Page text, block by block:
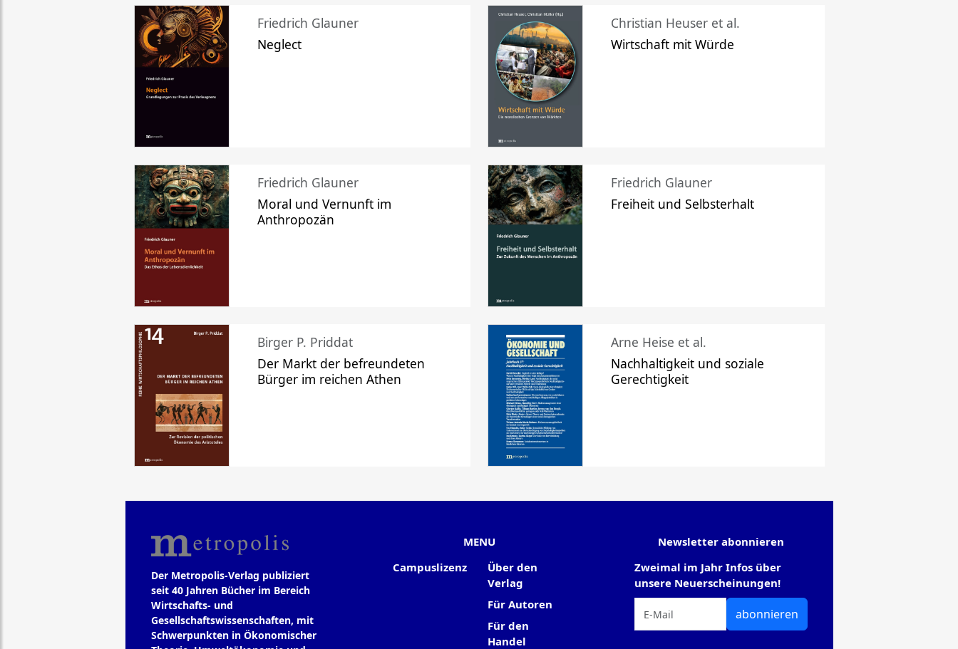
Friedrich Glauner
Neglect
Christian Heuser et al.
Wirtschaft mit Würde
Friedrich Glauner
Moral und Vernunft im
Anthropozän
Friedrich Glauner
Freiheit und Selbsterhalt
Birger P. Priddat
Der Markt der befreundeten
Bürger im reichen Athen
Arne Heise et al.
Nachhaltigkeit und soziale
Gerechtigkeit
Der Metropolis-Verlag publiziert
seit 40 Jahren Bücher im Bereich
Wirtschafts- und
Gesellschaftswissenschaften, mit
Schwerpunkten in Ökonomischer
MENU
Campuslizenz
Über den
Verlag
Für Autoren
Für den
Handel
Newsletter abonnieren
Zweimal im Jahr Infos über
unsere Neuerscheinungen!
abonnieren